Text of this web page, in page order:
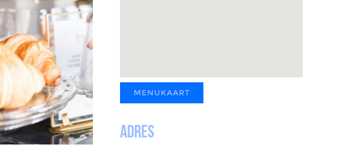
MENUKAART
Adres